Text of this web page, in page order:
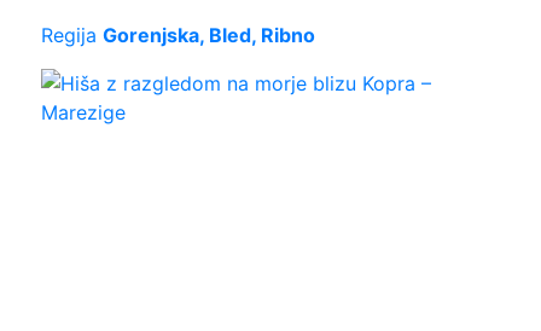
Regija Gorenjska, Bled, Ribno